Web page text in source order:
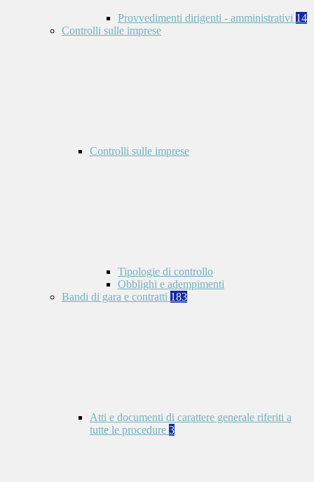
Provvedimenti dirigenti - amministrativi 14
Controlli sulle imprese
Controlli sulle imprese
Tipologie di controllo
Obblighi e adempimenti
Bandi di gara e contratti 183
Atti e documenti di carattere generale riferiti a
tutte le procedure 3